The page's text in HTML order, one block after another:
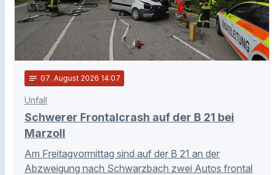
notes 07. August 2026 14:07
Unfall
Schwerer Frontalcrash auf der B 21 bei
Marzoll
Am Freitagvormittag sind auf der B 21 an der
Abzweigung nach Schwarzbach zwei Autos frontal